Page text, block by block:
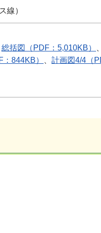
線）
総括図（PDF：5,010KB）
844KB）
計画図4/4（